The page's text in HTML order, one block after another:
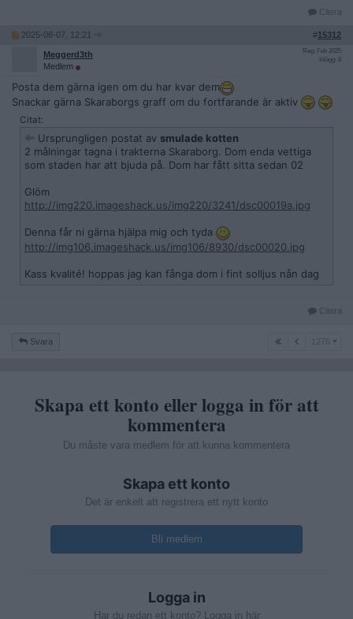
Citera
2025-08-07, 12:21 #15312
Meggerd3th
Medlem
Reg: Feb 2025
Inlägg: 8
Posta dem gärna igen om du har kvar dem
Snackar gärna Skaraborgs graff om du fortfarande är aktiv
Citat:
Ursprungligen postat av smulade kotten
2 målningar tagna i trakterna Skaraborg. Dom enda vettiga
som staden har att bjuda på. Dom har fått sitta sedan 02
Glöm
http://img220.imageshack.us/img220/3241/dsc00019a.jpg
Denna får ni gärna hjälpa mig och tyda
http://img106.imageshack.us/img106/8930/dsc00020.jpg
Kass kvalité! hoppas jag kan fånga dom i fint solljus nån dag
Citera
Svara 1276
Skapa ett konto eller logga in för att
kommentera
Du måste vara medlem för att kunna kommentera
Skapa ett konto
Det är enkelt att registrera ett nytt konto
Bli medlem
Logga in
Har du redan ett konto? Logga in här